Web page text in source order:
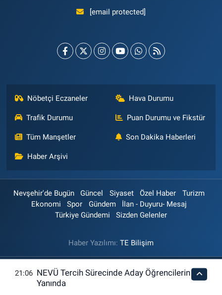
[email protected]
Nöbetçi Eczaneler Hava Durumu
Trafik Durumu Puan Durumu ve Fikstür
Tüm Manşetler Son Dakika Haberleri
Haber Arşivi
Nevşehir'de Bugün Güncel Siyaset Özel Haber
Turizm
Ekonomi
Spor Gündem
İlan - Duyuru- Mesaj
Türkiye Gündemi
Sizden Gelenler
Haber Yazılımı: TE Bilişim
21:06 NEVÜ Tercih Sürecinde Aday Öğrencilerin
Yanında